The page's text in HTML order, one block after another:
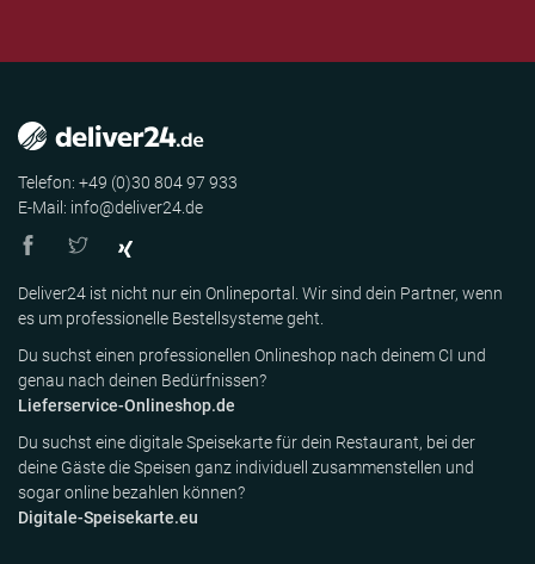
Telefon: +49 (0)30 804 97 933
E-Mail: info@deliver24.de
Deliver24 ist nicht nur ein Onlineportal. Wir sind dein Partner, wenn
es um professionelle Bestellsysteme geht.
Du suchst einen professionellen Onlineshop nach deinem CI und
genau nach deinen Bedürfnissen?
Lieferservice-Onlineshop.de
Du suchst eine digitale Speisekarte für dein Restaurant, bei der
deine Gäste die Speisen ganz individuell zusammenstellen und
sogar online bezahlen können?
Digitale-Speisekarte.eu